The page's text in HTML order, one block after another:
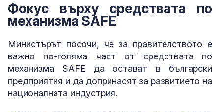
Фокус върху средствата по
механизма SAFE
Министърът посочи, че за правителството е
важно по-голяма част от средствата по
механизма SAFE да остават в български
предприятия и да допринасят за развитието на
националната индустрия.